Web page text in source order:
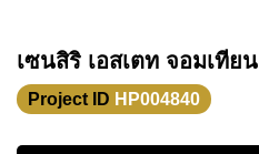
เซนสิริ เอสเตท จอมเทียน
Project ID HP004840